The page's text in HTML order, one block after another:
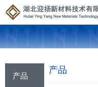
产品
产品